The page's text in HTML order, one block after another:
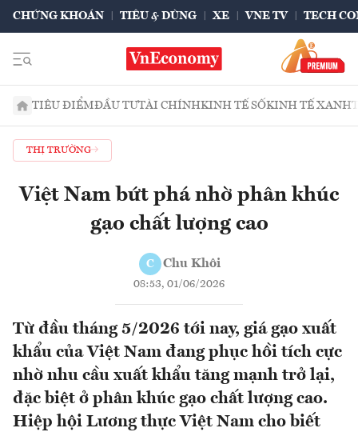
CHỨNG KHOÁN TIÊU & DÙNG XE VNE TV TECH
TIÊU ĐIỂMĐẦU TƯTÀI CHÍNHKINH TẾ SỐKINH TẾ XANH
THỊ TRƯỜNG
Việt Nam bứt phá nhờ phân khúc
gạo chất lượng cao
C Chu Khôi
08:53, 01/06/2026
Từ đầu tháng 5/2026 tới nay, giá gạo xuất
khẩu của Việt Nam đang phục hồi tích cực
nhờ nhu cầu xuất khẩu tăng mạnh trở lại,
đặc biệt ở phân khúc gạo chất lượng cao.
Hiệp hội Lương thực Việt Nam cho biết